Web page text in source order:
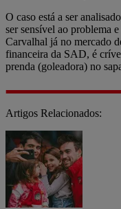
O caso está a ser
ser sensível ao problema
Carvalhal já no mercado
financeira da SAD, é
prenda (goleadora) no
Artigos Relacionados: